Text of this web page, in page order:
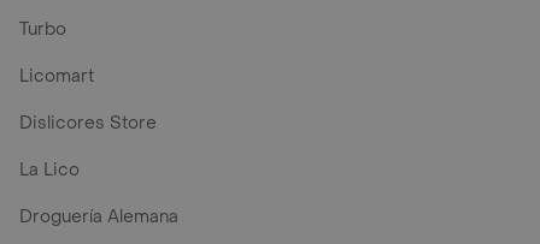
Turbo
Licomart
Dislicores Store
La Lico
Droguería Alemana